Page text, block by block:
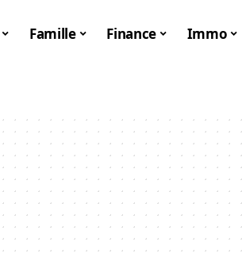
Famille Finance Immo